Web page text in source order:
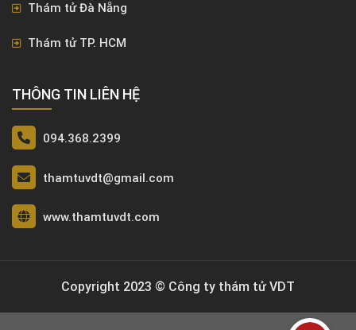
Thám tử Đà Nẵng
Thám tử TP. HCM
THÔNG TIN LIÊN HỆ
094.368.2399
thamtuvdt@gmail.com
www.thamtuvdt.com
Copyright 2023 © Công ty thám tử VDT